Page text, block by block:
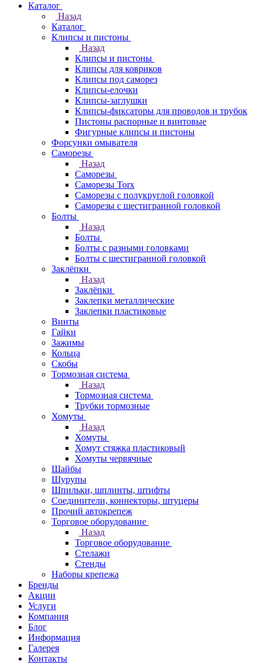
Каталог
Назад
Каталог
Клипсы и пистоны
Назад
Клипсы и пистоны
Клипсы для ковриков
Клипсы под саморез
Клипсы-елочки
Клипсы-заглушки
Клипсы-фиксаторы для проводов и трубок
Пистоны распорные и винтовые
Фигурные клипсы и пистоны
Форсунки омывателя
Саморезы
Назад
Саморезы
Саморезы Torx
Саморезы с полукруглой головкой
Саморезы с шестигранной головкой
Болты
Назад
Болты
Болты с разными головками
Болты с шестигранной головкой
Заклёпки
Назад
Заклёпки
Заклепки металлические
Заклепки пластиковые
Винты
Гайки
Зажимы
Кольца
Скобы
Тормозная система
Назад
Тормозная система
Трубки тормозные
Хомуты
Назад
Хомуты
Хомут стяжка пластиковый
Хомуты червячные
Шайбы
Шурупы
Шпильки, шплинты, штифты
Соединители, коннекторы, штуцеры
Прочий автокрепеж
Торговое оборудование
Назад
Торговое оборудование
Стелажи
Стенды
Наборы крепежа
Бренды
Акции
Услуги
Компания
Блог
Информация
Галерея
Контакты